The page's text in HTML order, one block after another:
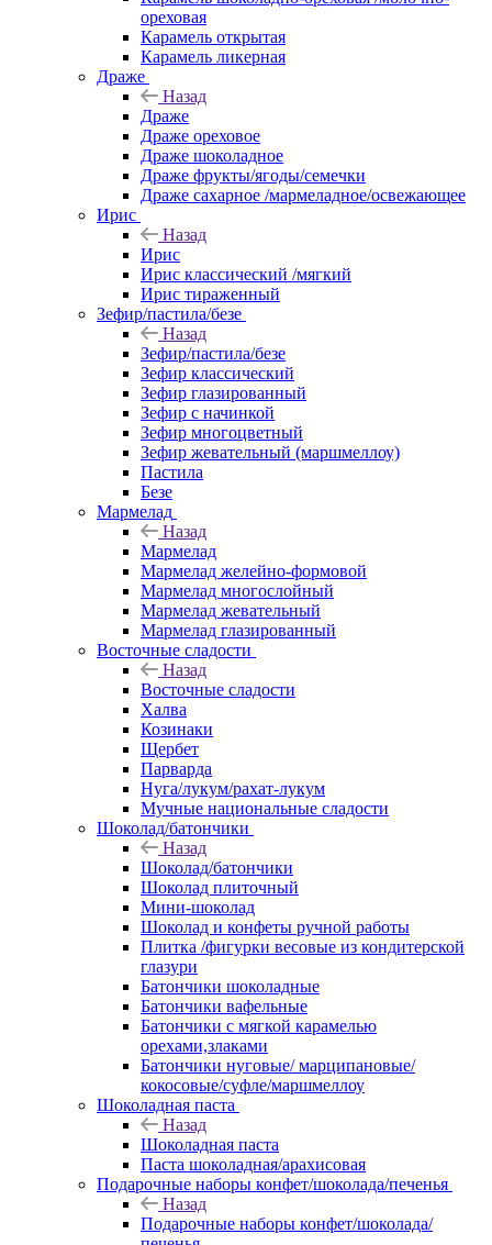
ореховая
Карамель открытая
Карамель ликерная
Драже
Назад
Драже
Драже ореховое
Драже шоколадное
Драже фрукты/ягоды/семечки
Драже сахарное /мармеладное/освежающее
Ирис
Назад
Ирис
Ирис классический /мягкий
Ирис тираженный
Зефир/пастила/безе
Назад
Зефир/пастила/безе
Зефир классический
Зефир глазированный
Зефир с начинкой
Зефир многоцветный
Зефир жевательный (маршмеллоу)
Пастила
Безе
Мармелад
Назад
Мармелад
Мармелад желейно-формовой
Мармелад многослойный
Мармелад жевательный
Мармелад глазированный
Восточные сладости
Назад
Восточные сладости
Халва
Козинаки
Щербет
Парварда
Нуга/лукум/рахат-лукум
Мучные национальные сладости
Шоколад/батончики
Назад
Шоколад/батончики
Шоколад плиточный
Мини-шоколад
Шоколад и конфеты ручной работы
Плитка /фигурки весовые из кондитерской
глазури
Батончики шоколадные
Батончики вафельные
Батончики с мягкой карамелью
орехами,злаками
Батончики нуговые/ марципановые/
кокосовые/суфле/маршмеллоу
Шоколадная паста
Назад
Шоколадная паста
Паста шоколадная/арахисовая
Подарочные наборы конфет/шоколада/печенья
Назад
Подарочные наборы конфет/шоколада/